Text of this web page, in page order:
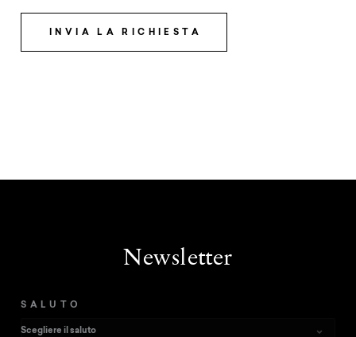
INVIA LA RICHIESTA
Newsletter
SALUTO